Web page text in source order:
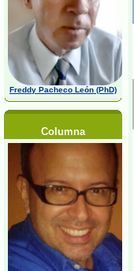
Freddy Pacheco León (PhD)
Columna